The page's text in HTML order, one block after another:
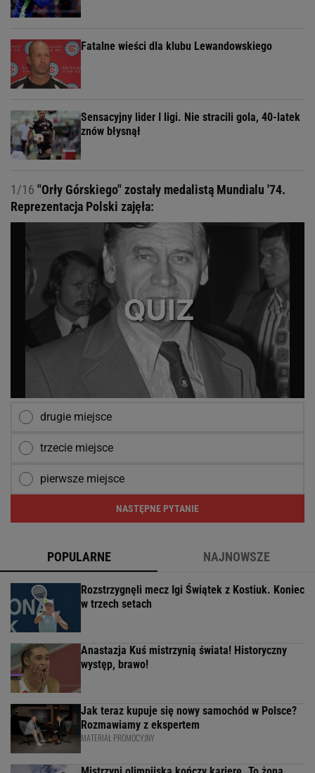
Fatalne wieści dla klubu Lewandowskiego
Sensacyjny lider I ligi. Nie stracili gola, 40-latek
znów błysnął
1/16 "Orły Górskiego" zostały medalistą Mundialu '74.
Reprezentacja Polski zajęła:
drugie miejsce
trzecie miejsce
pierwsze miejsce
NASTĘPNE PYTANIE
POPULARNE NAJNOWSZE
Rozstrzygnęli mecz Igi Świątek z Kostiuk. Koniec
w trzech setach
Anastazja Kuś mistrzynią świata! Historyczny
występ, brawo!
Jak teraz kupuje się nowy samochód w Polsce?
Rozmawiamy z ekspertem
MATERIAŁ PROMOCYJNY